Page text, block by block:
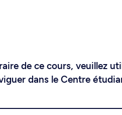
de ce cours, veuillez
dans le Centre